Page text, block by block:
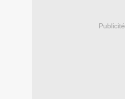
Publicité